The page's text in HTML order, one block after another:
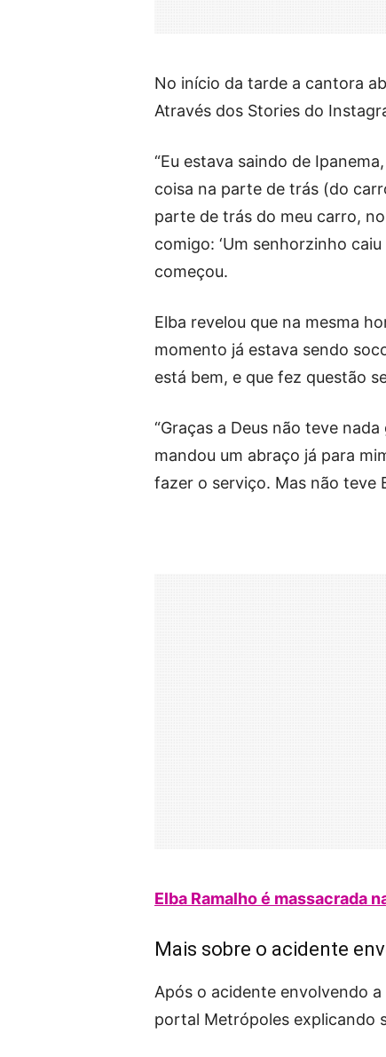
No início da tarde a cantora
Através dos Stories do
“Eu estava saindo de
coisa na parte de trás (do
parte de trás do meu carro,
comigo: ‘Um senhorzinho
começou.
Elba revelou que na mesma
momento já estava sendo
está bem, e que fez questão
“Graças a Deus não teve
mandou um abraço já para
fazer o serviço. Mas não teve
Elba Ramalho é massacrada
Mais sobre o acidente
Após o acidente envolvendo
portal Metrópoles explicando